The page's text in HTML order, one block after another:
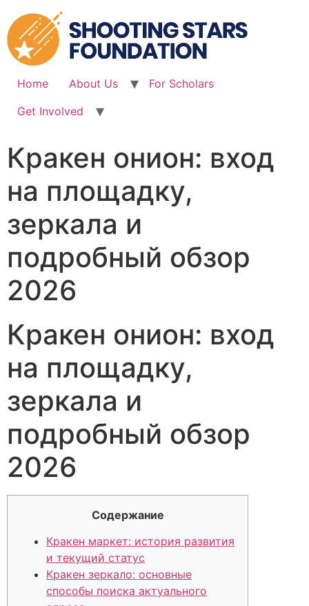
to
content
Home About Us
For Scholars
Get Involved
Кракен онион: вход
на площадку,
зеркала и
подробный обзор
2026
Кракен онион: вход
на площадку,
зеркала и
подробный обзор
2026
Содержание
Кракен маркет: история развития
и текущий статус
Кракен зеркало: основные
способы поиска актуального